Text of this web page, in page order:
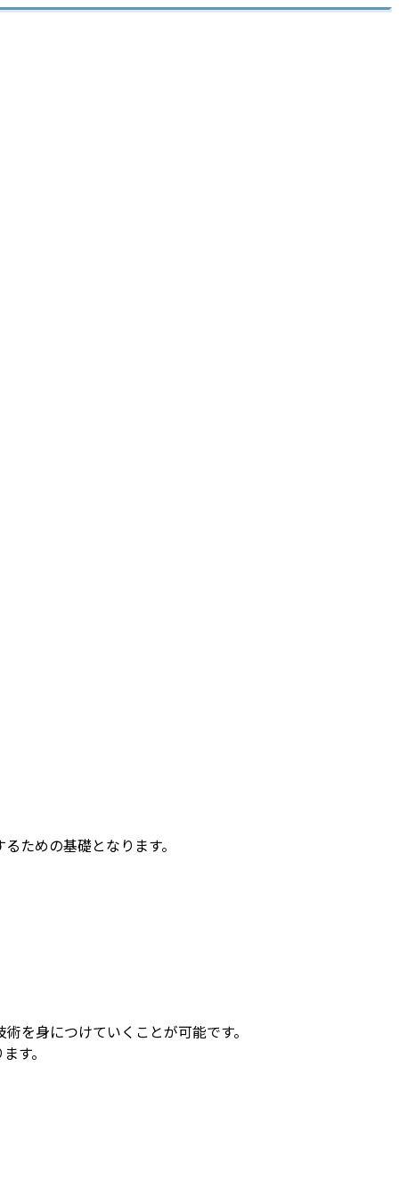
ための基礎となります。
を身につけていくことが可能です。
す。